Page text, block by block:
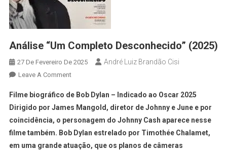
Análise “Um Completo Desconhecido” (2025)
27 De Fevereiro De 2025 André Luiz Brandão Cisi
Leave A Comment
Filme biográfico de Bob Dylan – Indicado ao Oscar 2025
Dirigido por James Mangold, diretor de Johnny e June e por
coincidência, o personagem do Johnny Cash aparece nesse
filme também. Bob Dylan estrelado por Timothée Chalamet,
em uma grande atuação, que os planos de câmeras